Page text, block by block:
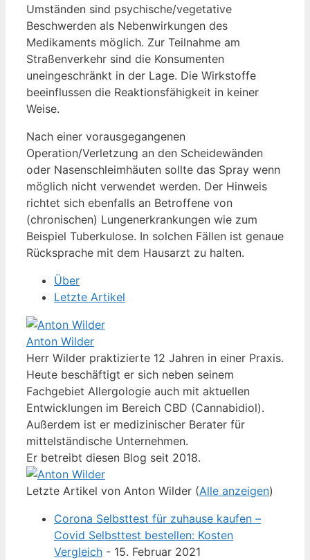
Umständen sind psychische/vegetative
Beschwerden als Nebenwirkungen des
Medikaments möglich. Zur Teilnahme am
Straßenverkehr sind die Konsumenten
uneingeschränkt in der Lage. Die Wirkstoffe
beeinflussen die Reaktionsfähigkeit in keiner
Weise.
Nach einer vorausgegangenen
Operation/Verletzung an den Scheidewänden
oder Nasenschleimhäuten sollte das Spray wenn
möglich nicht verwendet werden. Der Hinweis
richtet sich ebenfalls an Betroffene von
(chronischen) Lungenerkrankungen wie zum
Beispiel Tuberkulose. In solchen Fällen ist genaue
Rücksprache mit dem Hausarzt zu halten.
Über
Letzte Artikel
Anton Wilder
Herr Wilder praktizierte 12 Jahren in einer Praxis.
Heute beschäftigt er sich neben seinem
Fachgebiet Allergologie auch mit aktuellen
Entwicklungen im Bereich CBD (Cannabidiol).
Außerdem ist er medizinischer Berater für
mittelständische Unternehmen.
Er betreibt diesen Blog seit 2018.
Letzte Artikel von Anton Wilder (Alle anzeigen)
Corona Selbsttest für zuhause kaufen –
Covid Selbsttest bestellen: Kosten
Vergleich - 15. Februar 2021